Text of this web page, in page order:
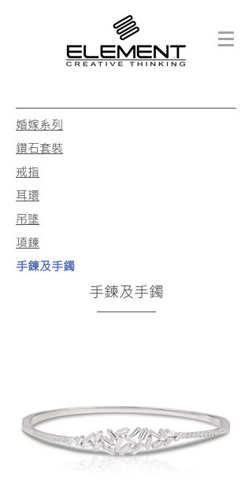
婚嫁系列
鑽石套裝
戒指
耳環
吊墜
項鍊
手鍊及手鐲
手鍊及手鐲